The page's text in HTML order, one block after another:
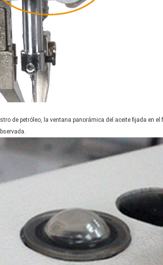
de petróleo, la ventana panorámica del aceite fijada en